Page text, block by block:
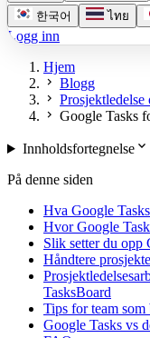
한국어
ไทย
Logg inn
Hjem
chevron_right Blogg
chevron_right
chevron_right Google Tasks
Innholdsfortegnelseexpand_more
På denne siden
Hva Google
Hvor Google
Slik setter du opp
Håndtere
TasksBoard
Tips for team
Google Tasks vs